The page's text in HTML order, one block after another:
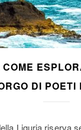
DI POETI
Liguria riserva